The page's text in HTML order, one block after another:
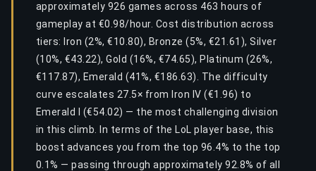
approximately 926 games across 463 hours of
gameplay at €0.98/hour. Cost distribution across
tiers: Iron (2%, €10.80), Bronze (5%, €21.61), Silver
(10%, €43.22), Gold (16%, €74.65), Platinum (26%,
€117.87), Emerald (41%, €186.63). The difficulty
curve escalates 27.5× from Iron IV (€1.96) to
Emerald I (€54.02) — the most challenging division
in this climb. In terms of the LoL player base, this
boost advances you from the top 96.4% to the top
0.1% — passing through approximately 92.8% of all